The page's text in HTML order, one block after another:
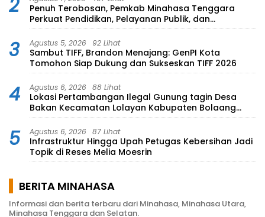
2
Penuh Terobosan, Pemkab Minahasa Tenggara
Perkuat Pendidikan, Pelayanan Publik, dan
Kesehatan
3 Agustus 5, 2026 92 Lihat
Sambut TIFF, Brandon Menajang: ​GenPI Kota
Tomohon Siap Dukung dan Sukseskan TIFF 2026
4 Agustus 6, 2026 88 Lihat
Lokasi Pertambangan Ilegal Gunung tagin Desa
Bakan Kecamatan Lolayan Kabupaten Bolaang
Mongondow di perkebunan Lolotut Target
Bareskrim TIPEDTER MABES POLRI
5 Agustus 6, 2026 87 Lihat
Infrastruktur Hingga Upah Petugas Kebersihan Jadi
Topik di Reses Melia Moesrin
BERITA MINAHASA
Informasi dan berita terbaru dari Minahasa, Minahasa Utara,
Minahasa Tenggara dan Selatan.